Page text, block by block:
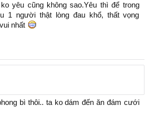
yêu cũng không sao.Yêu thì để trong
1 người thật lòng đau khổ, thất vọng
nhất
bì thôi.. ta ko dám đến ăn đám cưới